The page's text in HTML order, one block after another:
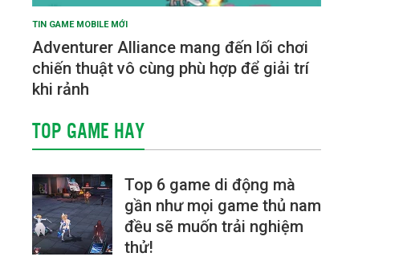
TIN GAME MOBILE MỚI
Adventurer Alliance mang đến lối chơi
chiến thuật vô cùng phù hợp để giải trí
khi rảnh
TOP GAME HAY
Top 6 game di động mà
gần như mọi game thủ nam
đều sẽ muốn trải nghiệm
thử!